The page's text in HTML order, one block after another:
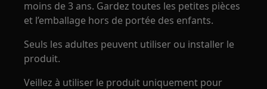
moins de 3 ans. Gardez toutes les petites pièces
et l’emballage hors de portée des enfants.
Seuls les adultes peuvent utiliser ou installer le
produit.
Veillez à utiliser le produit uniquement pour